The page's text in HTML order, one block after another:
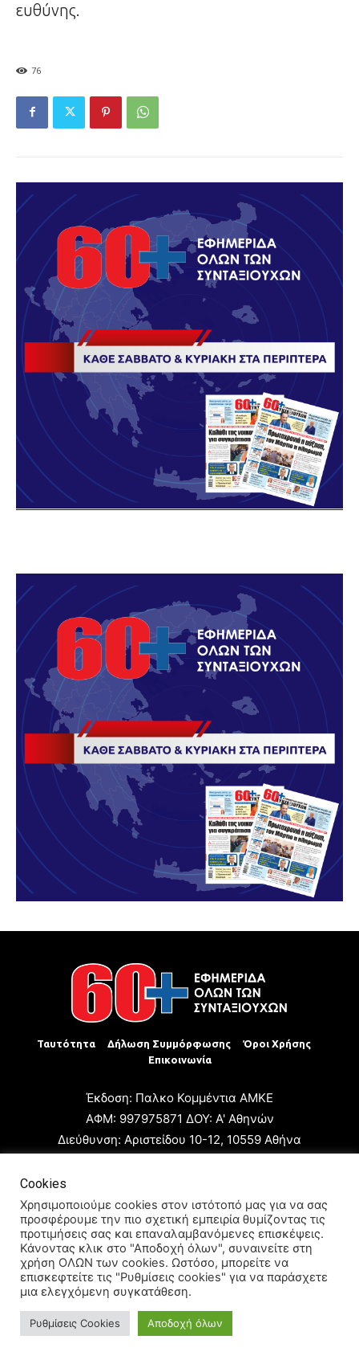
ευθύνης.
76
Ταυτότητα Δήλωση Συμμόρφωσης
Όροι Χρήσης
Επικοινωνία
Έκδοση: Παλκο Κομμέντια ΑΜΚΕ
ΑΦΜ: 997975871 ΔΟΥ: Α' Αθηνών
Διεύθυνση: Αριστείδου 10-12, 10559 Αθήνα
Ιδιοκτήτης: Παλκο Κομμέντια ΑΜΚΕ
Διευθυντής: Ιωάννης Παπαγεωργίου
Διευθυντής Σύνταξης: Μαρία Καραολάνη
Διαχειριστής και Δικαιούχος ονόματος τομέα: Ιωάννης
Παπαγεωργίου
© 2024 All Rights Reserved.
Cookies
Χρησιμοποιούμε cookies στον ιστότοπό μας για να σας
προσφέρουμε την πιο σχετική εμπειρία θυμίζοντας τις
προτιμήσεις σας και επαναλαμβανόμενες επισκέψεις.
Κάνοντας κλικ στο "Αποδοχή όλων", συναινείτε στη
χρήση ΟΛΩΝ των cookies. Ωστόσο, μπορείτε να
επισκεφτείτε τις "Ρυθμίσεις cookies" για να παράσχετε
μια ελεγχόμενη συγκατάθεση.
Ρυθμίσεις Cookies Αποδοχή όλων